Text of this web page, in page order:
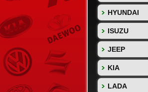
HYUNDAI
ISUZU
JEEP
KIA
LADA